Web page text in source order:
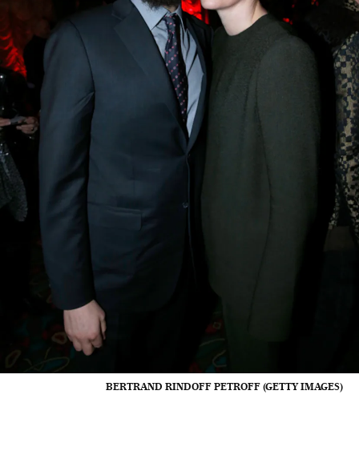
BERTRAND RINDOFF PETROFF (GETTY IMAGES)